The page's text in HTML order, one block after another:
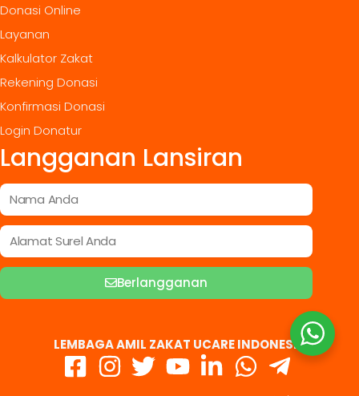
Donasi Online
Layanan
Kalkulator Zakat
Rekening Donasi
Konfirmasi Donasi
Login Donatur
Langganan Lansiran
Berlangganan
LEMBAGA AMIL ZAKAT UCARE INDONESIA